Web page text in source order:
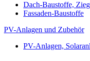
Dach-Baustoffe,
Fassaden-Baustoffe
PV-Anlagen und Zubehör
PV-Anlagen,